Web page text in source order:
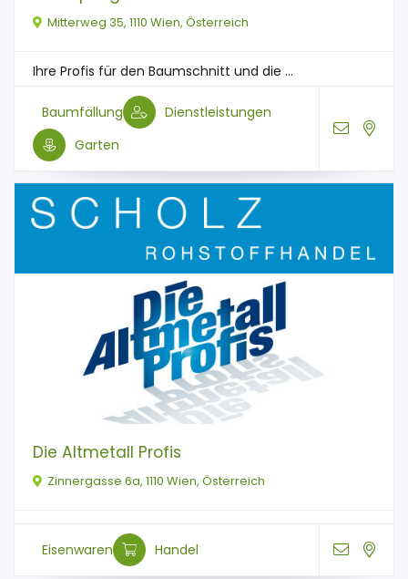
Mitterweg 35, 1110 Wien, Österreich
Ihre Profis für den Baum­schnitt und die ...
Baumfällung
Dienstleistungen
Garten
Die Altmetall Profis
Zinnergasse 6a, 1110 Wien, Österreich
Eisenwaren Handel